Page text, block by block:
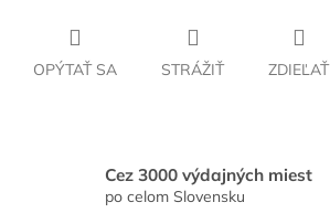
OPÝTAŤ SA STRÁŽIŤ ZDIEĽAŤ
Cez 3000 výdajných miest
po celom Slovensku